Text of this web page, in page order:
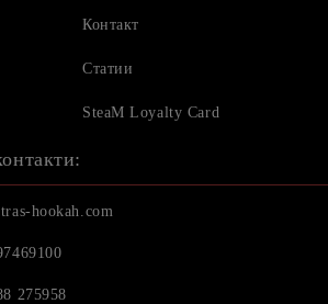
Контакт
Статии
SteaM Loyalty Card
hookah.com
275958